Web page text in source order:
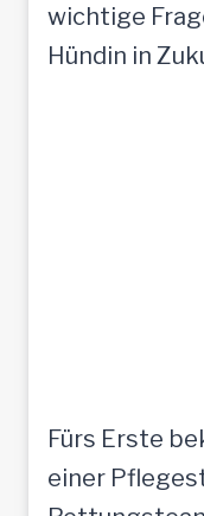
wichtige
Hündin in
Fürs Erste
einer